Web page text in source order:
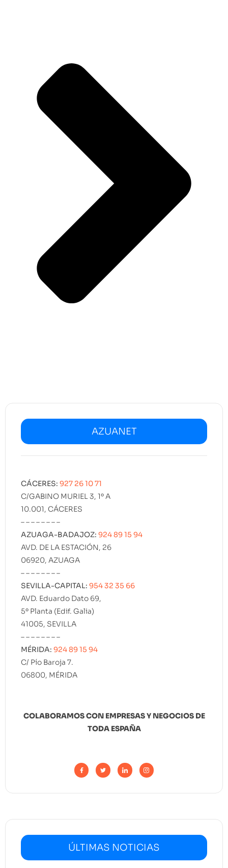
AZUANET
CÁCERES: 927 26 10 71
C/GABINO MURIEL 3, 1º A
10.001, CÁCERES
– – – – – – – –
AZUAGA-BADAJOZ: 924 89 15 94
AVD. DE LA ESTACIÓN, 26
06920, AZUAGA
– – – – – – – –
SEVILLA-CAPITAL: 954 32 35 66
AVD. Eduardo Dato 69,
5º Planta (Edif. Galia)
41005, SEVILLA
– – – – – – – –
MÉRIDA: 924 89 15 94
C/ Pío Baroja 7.
06800, MÉRIDA
COLABORAMOS CON EMPRESAS Y NEGOCIOS DE
TODA ESPAÑA
ÚLTIMAS NOTICIAS